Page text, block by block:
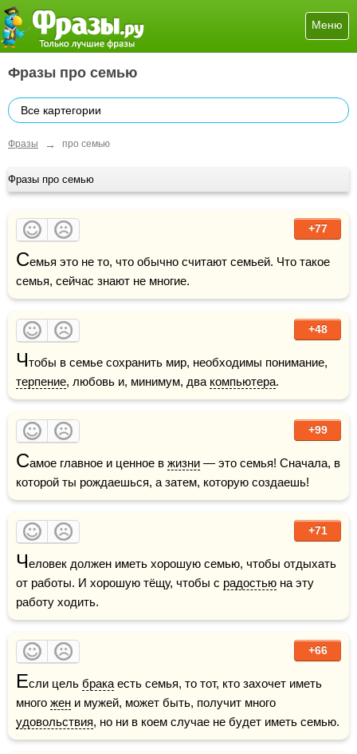
Меню
Фразы про семью
Все картегории
Фразы → про семью
Фразы про семью
+77
Семья это не то, что обычно считают семьей. Что такое
семья, сейчас знают не многие.
+48
Ч
терпение, любoвь и, минимум, два компьютера.
+99
Самое главное и ценнoе в жизни — это семья! Снaчала, в
которой ты рождaешься, а затем, которую создаешь!
+71
Человек должен иметь хорошую семью, чтобы отдыхать
от работы. И хорошую тёщу, чтобы с радостью на эту
работу ходить.
+66
Если цель брака есть семья, то тот, кто захочет иметь
много жен
удовольствия